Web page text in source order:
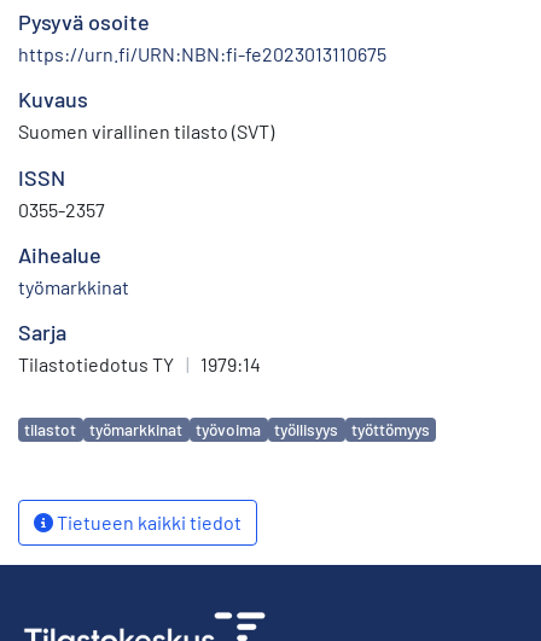
Pysyvä osoite
https://urn.fi/URN:NBN:fi-fe2023013110675
Kuvaus
Suomen virallinen tilasto (SVT)
ISSN
0355-2357
Aihealue
työmarkkinat
Sarja
Tilastotiedotus TY | 1979:14
Avainsanat
tilastot työmarkkinat työvoima työllisyys työttömyys
Tietueen kaikki tiedot